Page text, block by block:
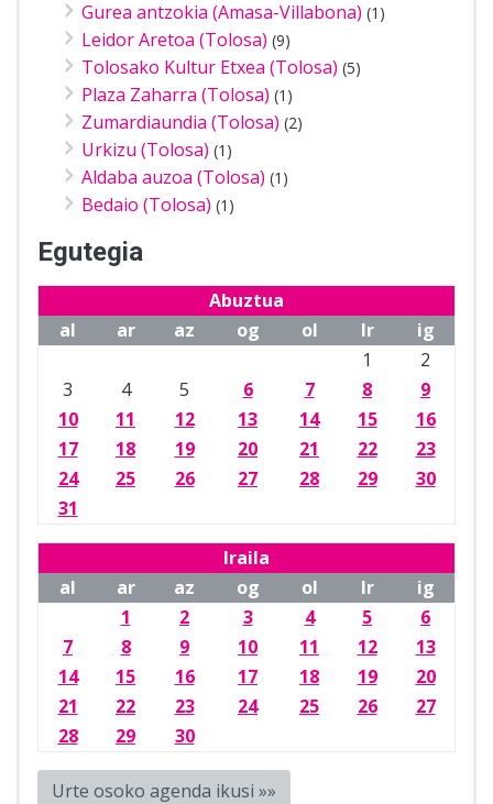
Gurea antzokia (Amasa-Villabona) (1)
Leidor Aretoa (Tolosa) (9)
Tolosako Kultur Etxea (Tolosa) (5)
Plaza Zaharra (Tolosa) (1)
Zumardiaundia (Tolosa) (2)
Urkizu (Tolosa) (1)
Aldaba auzoa (Tolosa) (1)
Bedaio (Tolosa) (1)
Egutegia
Abuztua
al
ar az og ol lr
ig
1
2
3
4 5 6 7 8
9
10
11 12 13 14 15
16
17
18 19 20 21 22
23
24
25 26 27 28 29
30
31
Iraila
al
ar az og ol lr
ig
1
2 3 4 5
6
7
8 9 10 11 12
13
14
15 16 17 18 19
20
21
22 23 24 25 26
27
28
29 30
Urte osoko agenda ikusi »»